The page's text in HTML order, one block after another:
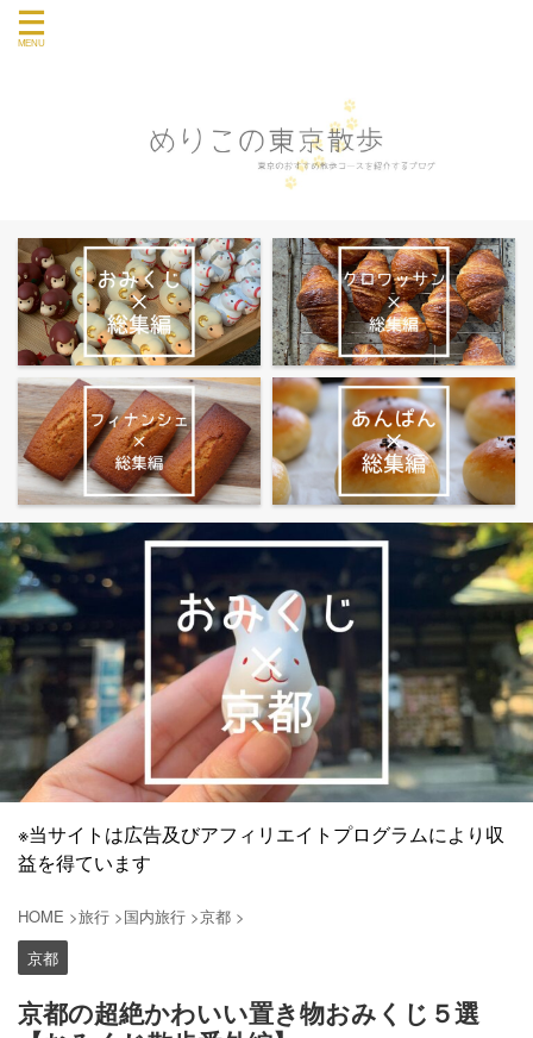
※当サイトは広告及びアフィリエイトプログラムにより収
益を得ています
HOME >旅行 >国内旅行 >京都 >
京都
京都の超絶かわいい置き物おみくじ５選